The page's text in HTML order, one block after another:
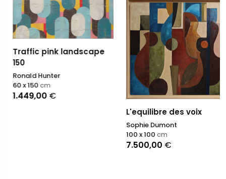
Traffic pink landscape
150
Ronald Hunter
1.449,00€
60 x 150cm
L'equilibre des voix
Sophie Dumont
7.500,00€
100 x 100cm